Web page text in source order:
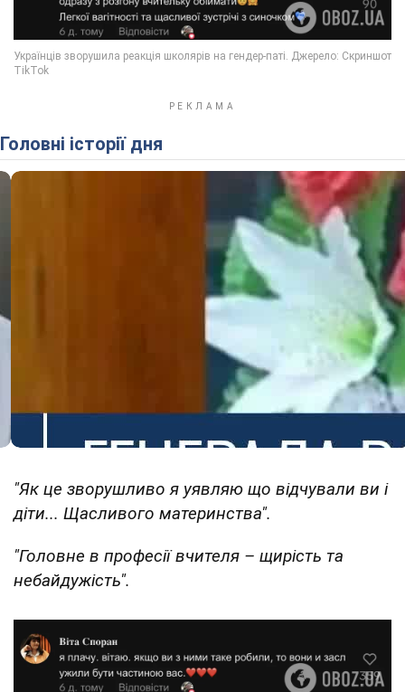
Головні історії дня
"Як це зворушливо я уявляю що відчували ви і
діти... Щасливого материнства".
"Головне в професії вчителя – щирість та
небайдужість".